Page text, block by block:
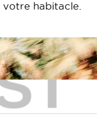
habitacle.